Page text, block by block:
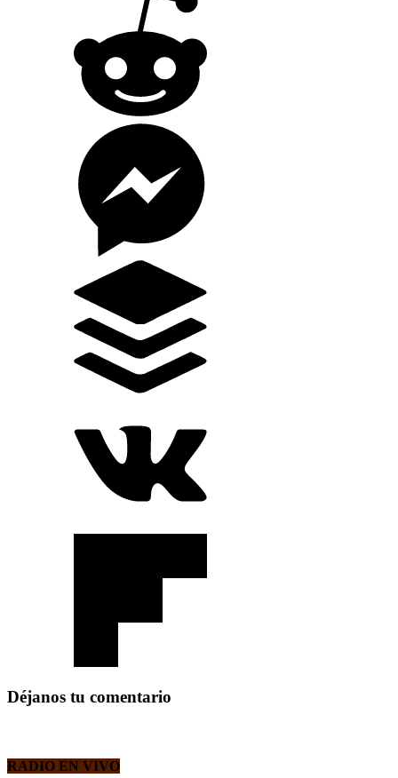
Déjanos tu comentario
RADIO EN VIVO